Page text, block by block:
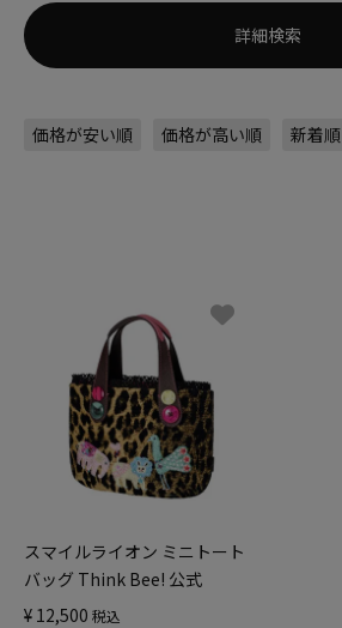
詳細検索
価格が安い順 価格が高い順 新着順
スマイルライオン ミニトート
バッグ Think Bee! 公式
¥ 12,500 税込